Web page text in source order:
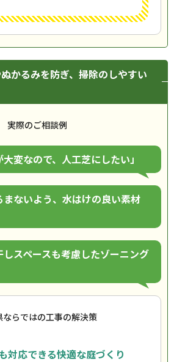
かるみを防ぎ、掃除のしやすい
実際のご相談例
大変なので、人工芝にしたい」
まないよう、水はけの良い素材
しスペースも考慮したゾーニング
ならではの工事の解決策
対応できる快適な庭づくり